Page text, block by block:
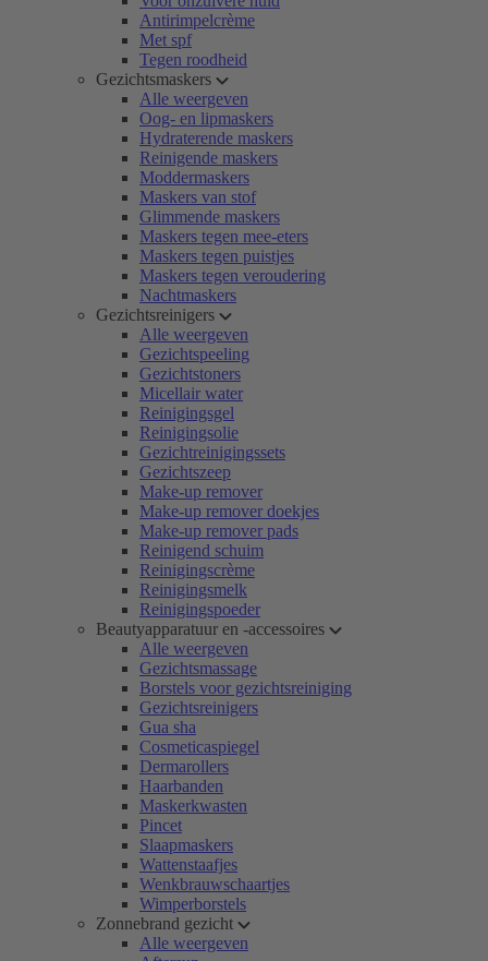
Antirimpelcrème
Met spf
Tegen roodheid
Gezichtsmaskers
Alle weergeven
Oog- en lipmaskers
Hydraterende maskers
Reinigende maskers
Moddermaskers
Maskers van stof
Glimmende maskers
Maskers tegen mee-eters
Maskers tegen puistjes
Maskers tegen veroudering
Nachtmaskers
Gezichtsreinigers
Alle weergeven
Gezichtspeeling
Gezichtstoners
Micellair water
Reinigingsgel
Reinigingsolie
Gezichtreinigingssets
Gezichtszeep
Make-up remover
Make-up remover doekjes
Make-up remover pads
Reinigend schuim
Reinigingscrème
Reinigingsmelk
Reinigingspoeder
Beautyapparatuur en -accessoires
Alle weergeven
Gezichtsmassage
Borstels voor gezichtsreiniging
Gezichtsreinigers
Gua sha
Cosmeticaspiegel
Dermarollers
Haarbanden
Maskerkwasten
Pincet
Slaapmaskers
Wattenstaafjes
Wenkbrauwschaartjes
Wimperborstels
Zonnebrand gezicht
Alle weergeven